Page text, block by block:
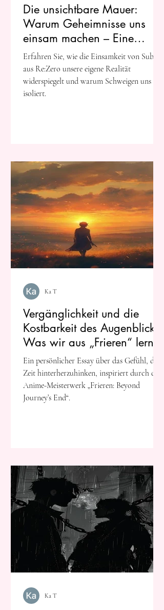
Die unsichtbare Mauer:
Warum Geheimnisse uns
einsam machen – Eine
Reflexion über Re:Zero
Erfahren Sie, wie die Einsamkeit von Subaru
aus Re:Zero unsere eigene Realität
widerspiegelt und warum Schweigen uns
isoliert.
Vergänglichkeit und die
Kostbarkeit des Augenblicks:
Was wir aus „Frieren“ lernen
können
Ein persönlicher Essay über das Gefühl, der
Zeit hinterherzuhinken, inspiriert durch das
Anime-Meisterwerk „Frieren: Beyond
Journey’s End“.
Ka T
Ka T